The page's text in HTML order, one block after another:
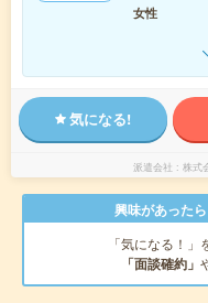
女性
気になる!
派遣会社 株式
興味があった
「気になる！
「面談確約」